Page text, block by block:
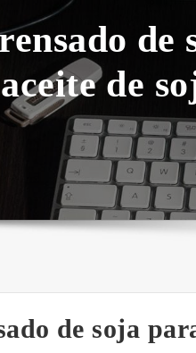
de
de
de soja